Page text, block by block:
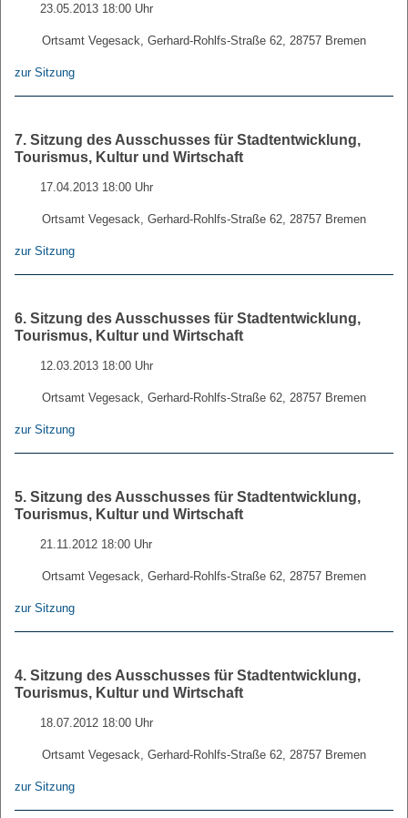
23.05.2013 18:00 Uhr
Ortsamt Vegesack, Gerhard-Rohlfs-Straße 62, 28757 Bremen
zur Sitzung
7. Sitzung des Ausschusses für Stadtentwicklung,
Tourismus, Kultur und Wirtschaft
17.04.2013 18:00 Uhr
Ortsamt Vegesack, Gerhard-Rohlfs-Straße 62, 28757 Bremen
zur Sitzung
6. Sitzung des Ausschusses für Stadtentwicklung,
Tourismus, Kultur und Wirtschaft
12.03.2013 18:00 Uhr
Ortsamt Vegesack, Gerhard-Rohlfs-Straße 62, 28757 Bremen
zur Sitzung
5. Sitzung des Ausschusses für Stadtentwicklung,
Tourismus, Kultur und Wirtschaft
21.11.2012 18:00 Uhr
Ortsamt Vegesack, Gerhard-Rohlfs-Straße 62, 28757 Bremen
zur Sitzung
4. Sitzung des Ausschusses für Stadtentwicklung,
Tourismus, Kultur und Wirtschaft
18.07.2012 18:00 Uhr
Ortsamt Vegesack, Gerhard-Rohlfs-Straße 62, 28757 Bremen
zur Sitzung